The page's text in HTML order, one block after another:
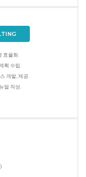
효율화.
획 수립.
개발, 제공.
얼 작성.